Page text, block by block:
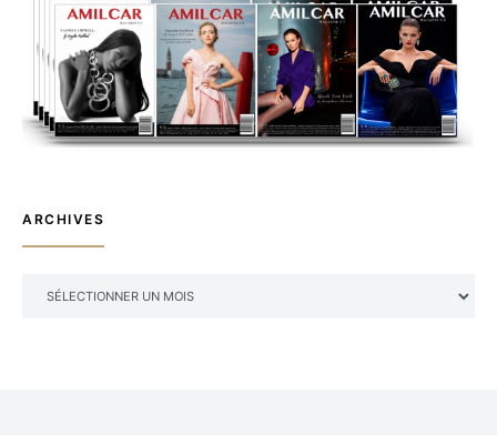
ARCHIVES